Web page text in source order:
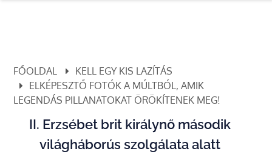
FŐOLDAL
KELL EGY KIS LAZÍTÁS
ELKÉPESZTŐ FOTÓK A MÚLTBÓL, AMIK
LEGENDÁS PILLANATOKAT ÖRÖKÍTENEK MEG!
II. Erzsébet brit királynő második
világháborús szolgálata alatt